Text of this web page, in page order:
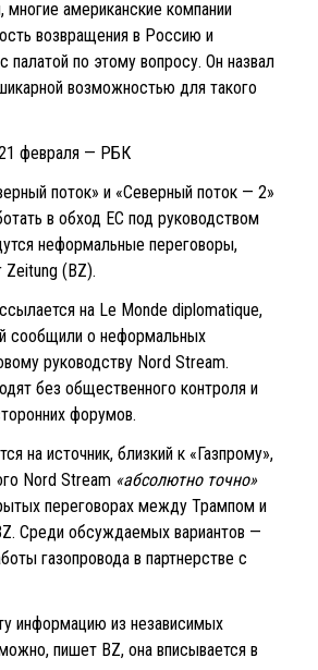
американские компании
возвращения в Россию и
палатой по этому вопросу. Он назвал
возможностью для такого
февраля — РБК
поток» и «Северный поток — 2»
в обход ЕС под руководством
неформальные переговоры,
(BZ).
на Le Monde diplomatique,
сообщили о неформальных
руководству Nord Stream.
без общественного контроля и
форумов.
на источник, близкий к «Газпрому»,
Nord Stream «абсолютно точно»
переговорах между Трампом и
Среди обсуждаемых вариантов —
газопровода в партнерстве с
информацию из независимых
пишет BZ, она вписывается в